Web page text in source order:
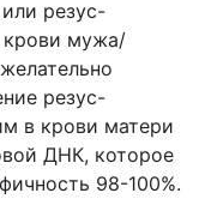
резус-
крови мужа/
резус-
в крови матери
ДНК, которое
98-100%.